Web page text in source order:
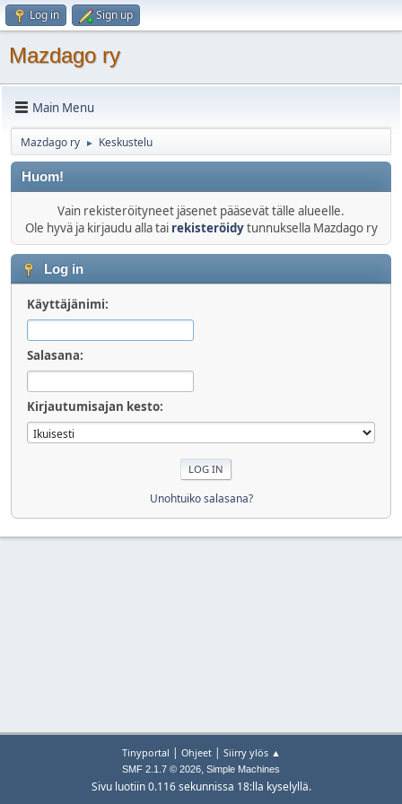
Log in Sign up
Mazdago ry
Main Menu
Mazdago ry ► Keskustelu
Huom!
Vain rekisteröityneet jäsenet pääsevät tälle alueelle.
Ole hyvä ja kirjaudu alla tai rekisteröidytunnuksella Mazdago ry
Log in
Käyttäjänimi:
Salasana:
Kirjautumisajan kesto:
Unohtuiko salasana?
Tinyportal | Ohjeet| Siirry ylös ▲
SMF 2.1.7 © 2026, Simple Machines
Sivu luotiin 0.116 sekunnissa 18:lla kyselyllä.